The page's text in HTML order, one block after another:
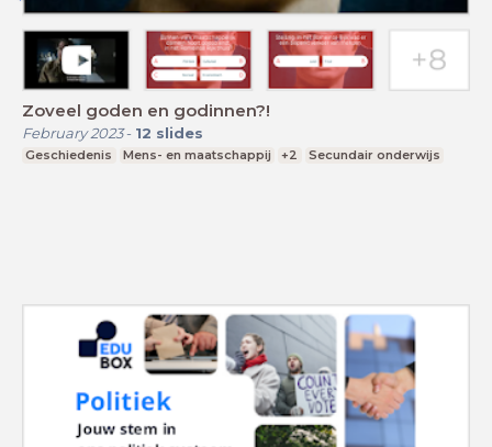
Zoveel goden en godinnen?!
February 2023- 12 slides
Geschiedenis Mens- en maatschappij +2 Secundair onderwijs